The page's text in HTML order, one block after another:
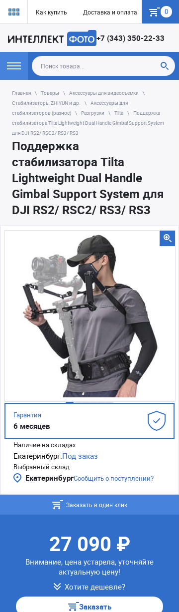
Как купить Доставка и оплата Гарантия
0
+7 (343) 350-22-33
Главная Товары
Аксессуары для видеосъемки
Стабилизаторы ZHIYUN и др.
Аксессуары для
стабилизаторов (разное)
Разгрузки Tilta
Поддержка
стабилизатора Tilta Lightweight Dual Handle Gimbal Support System
для DJI RS2/ RSC2/ RS3/ RS3
Поддержка
стабилизатора Tilta
Lightweight Dual Handle
Gimbal Support System для
DJI RS2/ RSC2/ RS3/ RS3
Гарантия
6 месяцев
Наличие на складах
Екатеринбург:Под заказ
Выбранный склад
ЕкатеринбургСообщить о поступлении?
Заказать в один клик
27 090 ₽
Внимание, цена устарела, уточняйте
актуальную цену!
Хотите дешевле?
Заказать